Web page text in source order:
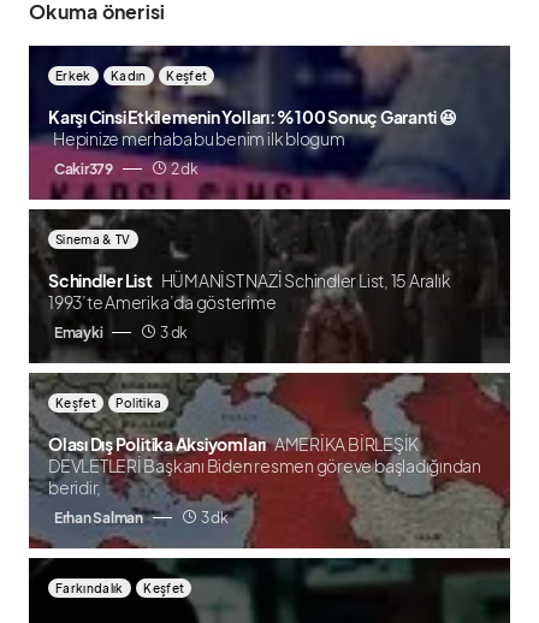
Okuma önerisi
Erkek Kadın Keşfet
Karşı Cinsi Etkilemenin Yolları: %100 Sonuç Garanti 😆
Hepinize merhaba bu benim ilk blogum
Cakir379 2 dk
Sinema & TV
Schindler List HÜMANİST NAZİ Schindler List, 15 Aralık
1993’te Amerika’da gösterime
Emayki 3 dk
Keşfet Politika
Olası Dış Politika Aksiyomları AMERİKA BİRLEŞİK
DEVLETLERİ Başkanı Biden resmen göreve başladığından
beridir,
Erhan Salman 3 dk
Farkındalık Keşfet